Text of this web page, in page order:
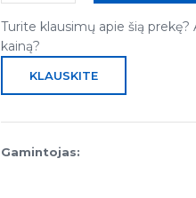
Turite klausimų apie šią
kainą?
KLAUSKITE
Gamintojas: